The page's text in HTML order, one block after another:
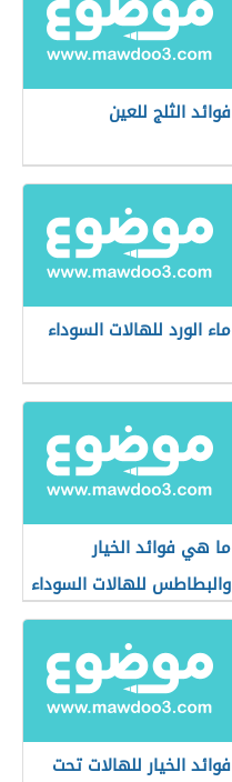
فوائد الثلج للعين
ماء الورد للهالات السوداء
ما هي فوائد الخيار
والبطاطس للهالات السوداء
فوائد الخيار للهالات تحت